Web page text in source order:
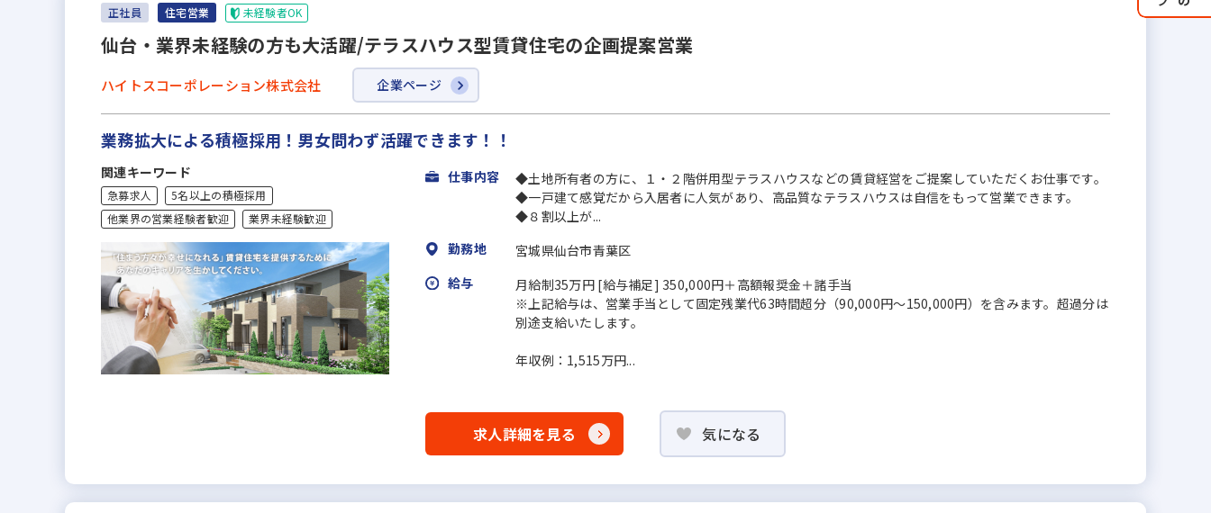
正社員 住宅営業 未経験者OK
仙台・業界未経験の方も大活躍/テラスハウス型賃貸住宅の企画提案営業
ハイトスコーポレーション株式会社 企業ページ
業務拡大による積極採用！男女問わず活躍できます！！
関連キーワード
急募求人
5名以上の積極採用
他業界の営業経験者歓迎
業界未経験歓迎
仕事内容
◆土地所有者の方に、１・２階併用型テラスハウスなどの賃貸経営をご提案していただくお仕事です。
◆一戸建て感覚だから入居者に人気があり、高品質なテラスハウスは自信をもって営業できます。
◆８割以上が...
勤務地
宮城県仙台市青葉区
給与
月給制35万円 [給与補足] 350,000円＋高額報奨金＋諸手当
※上記給与は、営業手当として固定残業代63時間超分（90,000円〜150,000円）を含みます。超過分は
別途支給いたします。
年収例：1,515万円...
求人詳細を見る 気になる